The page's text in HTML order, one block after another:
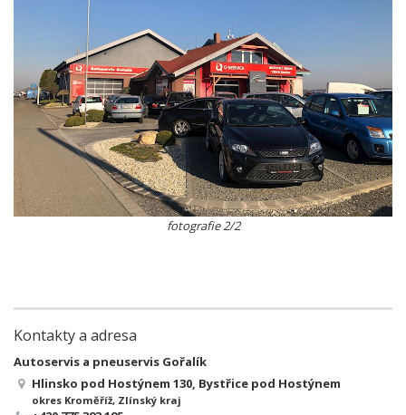
fotografie 2/2
Kontakty a adresa
Autoservis a pneuservis Gořalík
Hlinsko pod Hostýnem 130, Bystřice pod Hostýnem
okres Kroměříž, Zlínský kraj